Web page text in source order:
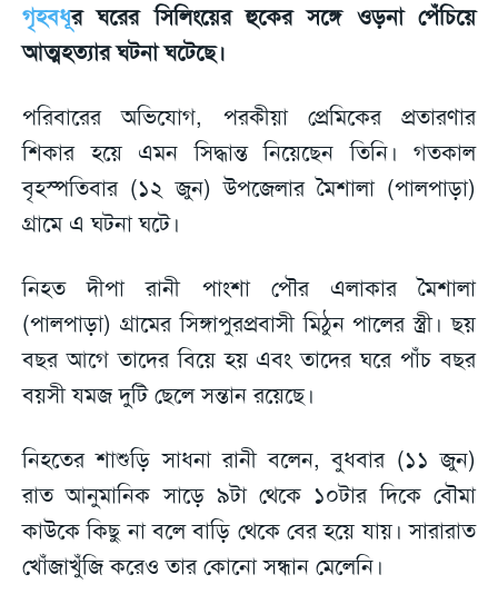
গৃহবধূর ঘরের সিলিংয়ের হুকের সঙ্গে ওড়না পেঁচিয়ে
আত্মহত্যার ঘটনা ঘটেছে।
পরিবারের অভিযোগ, পরকীয়া প্রেমিকের প্রতারণার
শিকার হয়ে এমন সিদ্ধান্ত নিয়েছেন তিনি। গতকাল
বৃহস্পতিবার (১২ জুন) উপজেলার মৈশালা (পালপাড়া)
গ্রামে এ ঘটনা ঘটে।
নিহত দীপা রানী পাংশা পৌর এলাকার মৈশালা
(পালপাড়া) গ্রামের সিঙ্গাপুরপ্রবাসী মিঠুন পালের স্ত্রী। ছয়
বছর আগে তাদের বিয়ে হয় এবং তাদের ঘরে পাঁচ বছর
বয়সী যমজ দুটি ছেলে সন্তান রয়েছে।
নিহতের শাশুড়ি সাধনা রানী বলেন, বুধবার (১১ জুন)
রাত আনুমানিক সাড়ে ৯টা থেকে ১০টার দিকে বৌমা
কাউকে কিছু না বলে বাড়ি থেকে বের হয়ে যায়। সারারাত
খোঁজাখুঁজি করেও তার কোনো সন্ধান মেলেনি।